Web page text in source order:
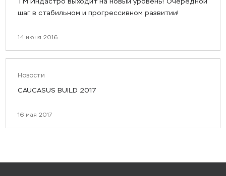
шаг в стабильном и прогрессивном развитии!
14 июня 2016
Новости
CAUCASUS BUILD 2017
16 мая 2017